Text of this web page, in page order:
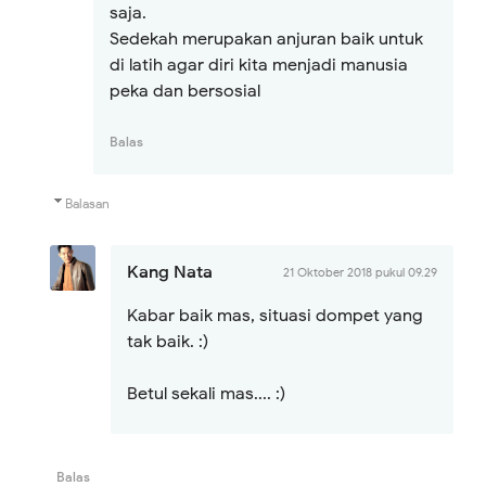
saja.
Sedekah merupakan anjuran baik untuk
di latih agar diri kita menjadi manusia
peka dan bersosial
Balas
Balasan
Kang Nata 21 Oktober 2018 pukul 09.29
Kabar baik mas, situasi dompet yang
tak baik. :)
Betul sekali mas.... :)
Balas